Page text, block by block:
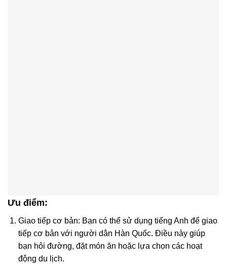
Ưu điểm:
Giao tiếp cơ bản: Bạn có thể sử dụng tiếng Anh để giao
tiếp cơ bản với người dân Hàn Quốc. Điều này giúp
bạn hỏi đường, đặt món ăn hoặc lựa chọn các hoạt
động du lịch.